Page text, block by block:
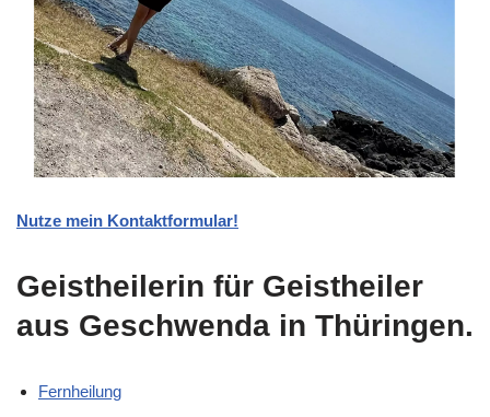
Nutze mein Kontaktformular!
Geistheilerin für Geistheiler
aus Geschwenda in Thüringen.
Fernheilung